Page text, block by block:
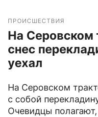
ПРОИСШЕСТВИЯ
На Серовском
снес
уехал
На Серовском
с собой
Очевидцы